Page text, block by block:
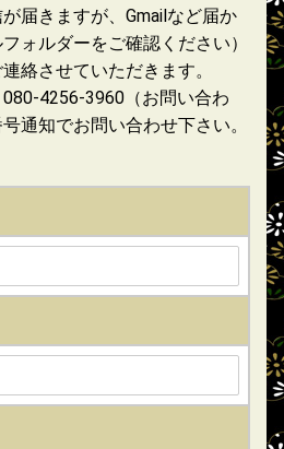
届きますが、Gmailなど届か
ォルダーをご確認ください）
絡させていただきます。
4256-3960（お問い合わ
通知でお問い合わせ下さい。